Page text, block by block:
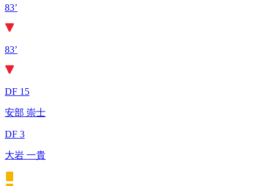
83’
83’
DF 15
安部 崇士
DF 3
大岩 一貴